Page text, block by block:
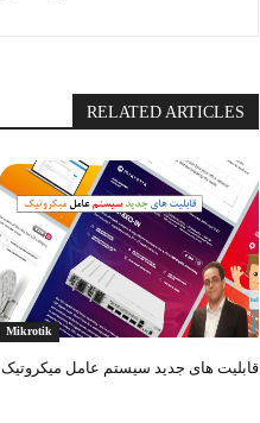
RELATED ARTICLES
Mikrotik
قابلیت های جدید سیستم عامل میکروتیک